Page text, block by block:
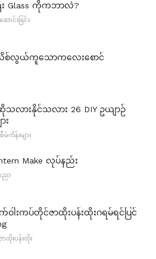
း Glass ကိုကဘာလဲ?
ောင်းခြင်း
စ်လွယ်ကူသောကလေးစောင်
လားနိုင်သလား 26 DIY ဥယျာဉ်
း
ကိန်းများ
Make လုပ်နည်း
ာ
ဝါးကပ်တိုင်ဇာထိုးပန်းထိုးဂရမ်ရင်ပြင်
ာထိုးပန်းထိုး